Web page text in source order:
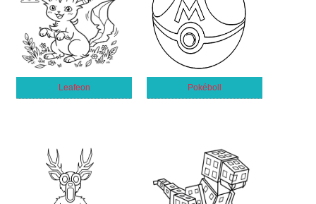
Leafeon Pokéboll